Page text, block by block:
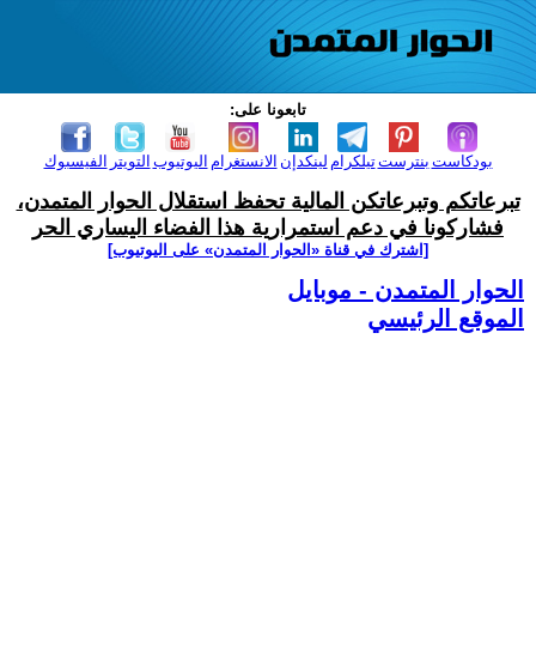
تابعونا على:
الفيسبوك التويتر اليوتيوب الانستغرام لينكدإن تيلكرامبنترست بودكاست
تبرعاتكم وتبرعاتكن المالية تحفظ استقلال الحوار المتمدن،
فشاركونا في دعم استمرارية هذا الفضاء اليساري الحر
[اشترك في قناة ‫«الحوار المتمدن» على اليوتيوب]
الحوار المتمدن - موبايل
الموقع الرئيسي